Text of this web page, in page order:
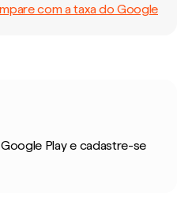
com a taxa do Google
Play e cadastre-se